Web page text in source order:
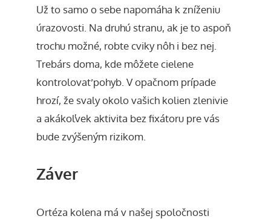
Už to samo o sebe napomáha k zníženiu
úrazovosti. Na druhú stranu, ak je to aspoň
trochu možné, robte cviky nôh i bez nej
Trebárs doma, kde môžete cielene
kontrolovať pohyb. V opačnom prípade
hrozí, že svaly okolo vašich kolien zlenivie
a akákoľvek aktivita bez fixátoru pre vás
bude zvýšeným rizikom.
Záver
Ortéza kolena má v našej spoločnosti